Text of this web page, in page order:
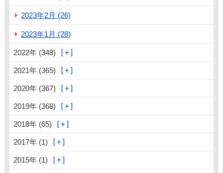
2023年2月 (26)
2023年1月 (28)
2022年 (348)
2021年 (365)
2020年 (367)
2019年 (368)
2018年 (65)
2017年 (1)
2015年 (1)